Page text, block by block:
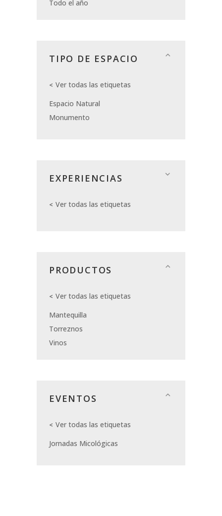
Todo el año
TIPO DE ESPACIO
Ver todas las etiquetas
Espacio Natural
Monumento
EXPERIENCIAS
Ver todas las etiquetas
PRODUCTOS
Ver todas las etiquetas
Mantequilla
Torreznos
Vinos
EVENTOS
Ver todas las etiquetas
Jornadas Micológicas